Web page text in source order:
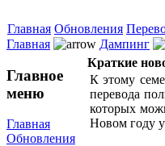
Главная Обновления
Главная
Дампинг
Главное
меню
Главная
Обновления
Краткие
К этому
перевода
которых
Новом году